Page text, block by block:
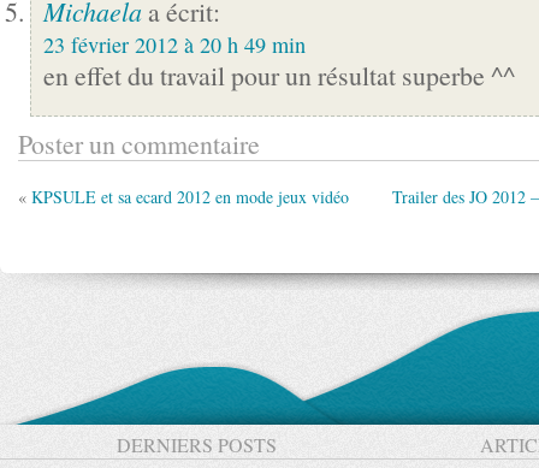
Michaela a écrit:
23 février 2012 à 20 h 49 min
en effet du travail pour un résultat superbe ^^
Poster un commentaire
« KPSULE et sa ecard 2012 en mode jeux vidéo Trailer des JO 2012
DERNIERS POSTS